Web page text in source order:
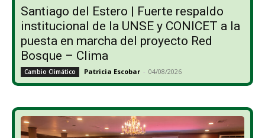
Santiago del Estero | Fuerte respaldo
institucional de la UNSE y CONICET a la
puesta en marcha del proyecto Red
Bosque – Clima
Cambio Climático Patricia Escobar - 04/08/2026